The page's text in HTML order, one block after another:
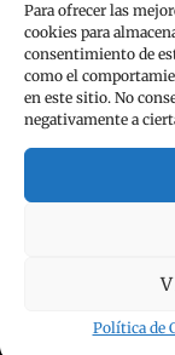
Para ofrecer las
cookies para
consentimiento de
como el
en este sitio. No
negativamente a
Política de
Términos y
Política de